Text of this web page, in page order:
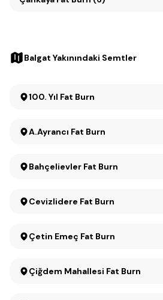
Balgat Yakınındaki Semtler
100. Yıl Fat Burn
A.Ayrancı Fat Burn
Bahçelievler Fat Burn
Cevizlidere Fat Burn
Çetin Emeç Fat Burn
Çiğdem Mahallesi Fat Burn